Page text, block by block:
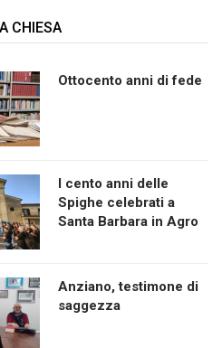
CHIESA
Ottocento anni di fede
I cento anni delle
Spighe celebrati a
Santa Barbara in Agro
Anziano, testimone di
saggezza